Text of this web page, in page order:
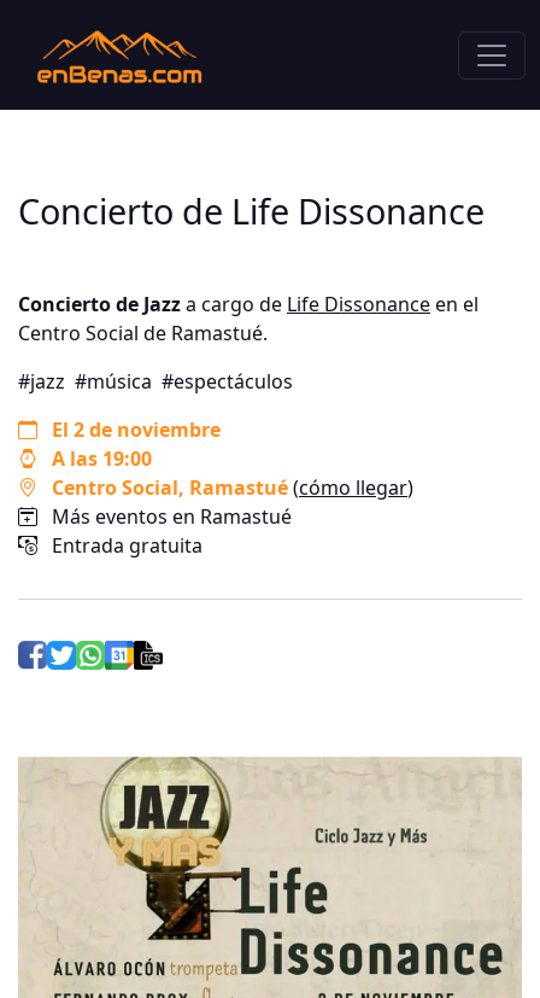
Concierto de Life Dissonance
Concierto de Jazza cargo de Life Dissonanceen el
Centro Social de Ramastué.
#jazz #música #espectáculos
El 2 de noviembre
A las 19:00
Centro Social, Ramastué(cómo llegar)
Más eventos en Ramastué
Entrada gratuita